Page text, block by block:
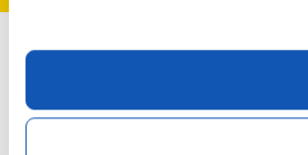
Met cookies en vergelijkbare
cookies zorgen ervoor dat de
verbeteren. We tonen je graag
buiten onze website volgt –